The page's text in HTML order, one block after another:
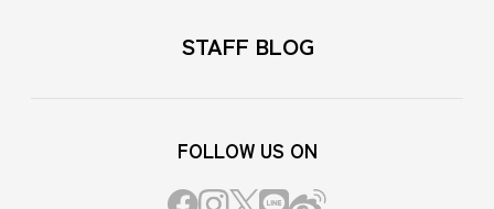
STAFF BLOG
FOLLOW US ON